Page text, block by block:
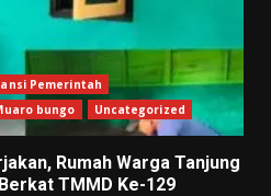
Pemerintah
bungo Uncategorized
Rumah Warga Tanjung
TMMD Ke-129